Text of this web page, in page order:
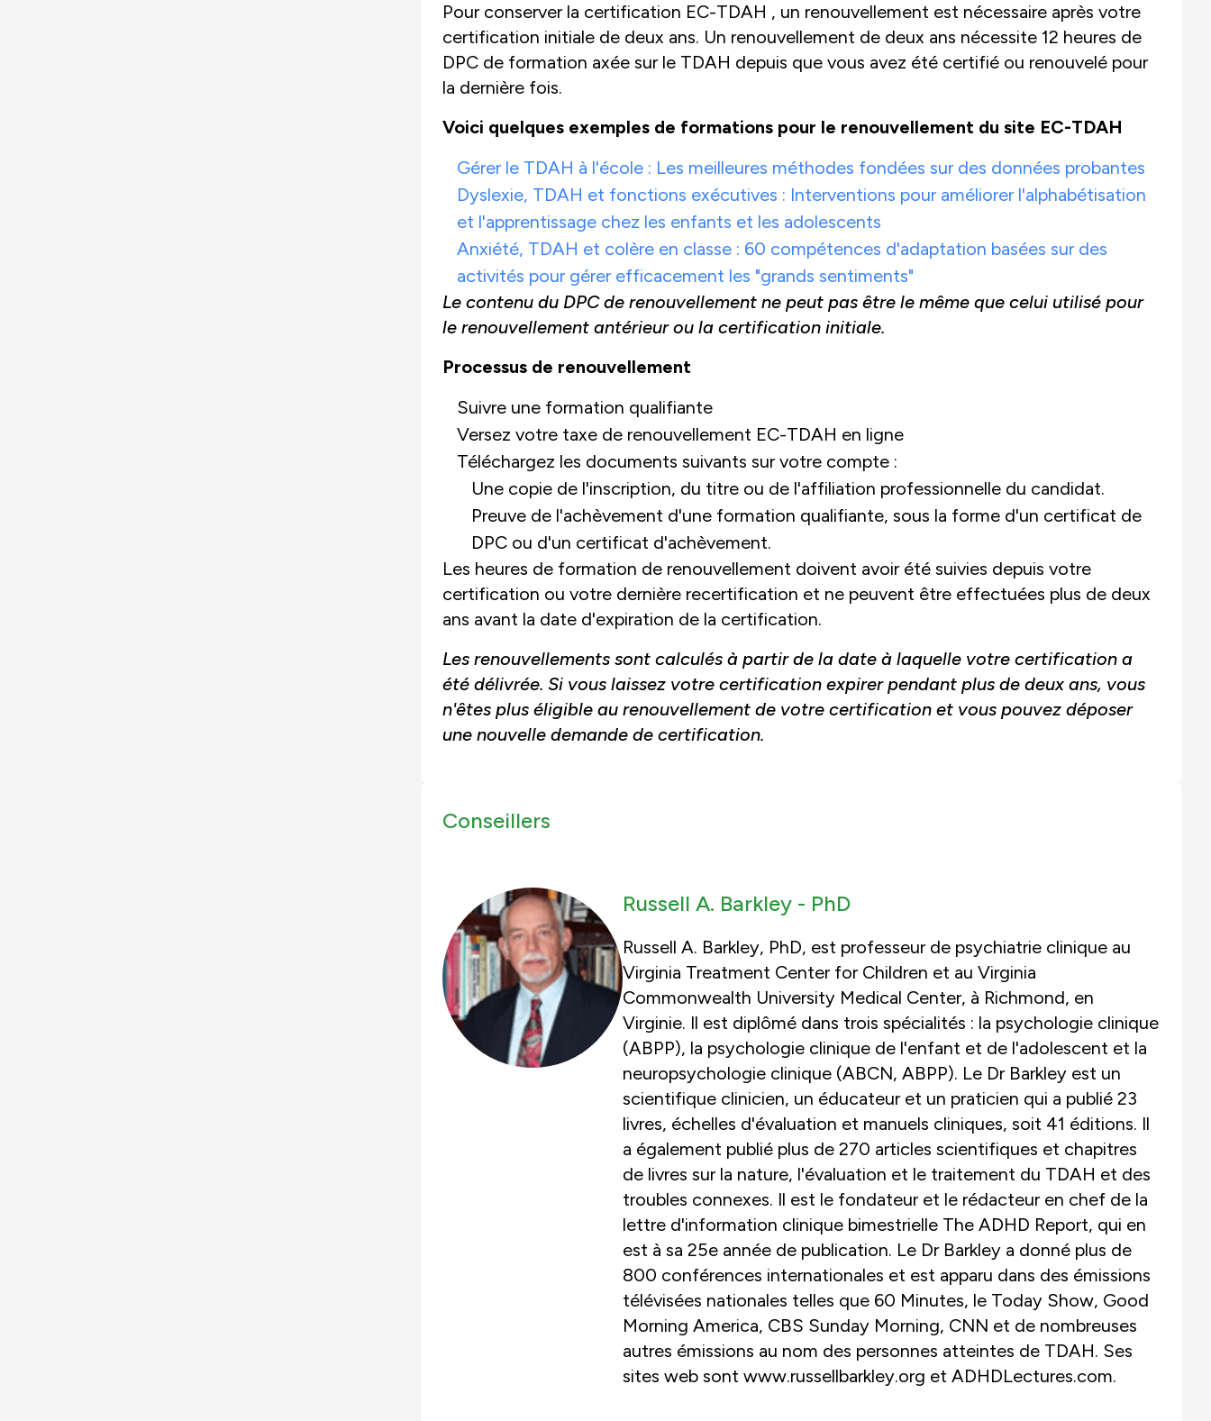
Pour conserver la certification EC-TDAH , un renouvellement est nécessaire après votre
certification initiale de deux ans. Un renouvellement de deux ans nécessite 12 heures de
DPC de formation axée sur le TDAH depuis que vous avez été certifié ou renouvelé pour
la dernière fois.
Voici quelques exemples de formations pour le renouvellement du site EC-TDAH
Gérer le TDAH à l'école : Les meilleures méthodes fondées sur des données probantes
Dyslexie, TDAH et fonctions exécutives : Interventions pour améliorer l'alphabétisation
et l'apprentissage chez les enfants et les adolescents
Anxiété, TDAH et colère en classe : 60 compétences d'adaptation basées sur des
activités pour gérer efficacement les "grands sentiments"
Le contenu du DPC de renouvellement ne peut pas être le même que celui utilisé pour
le renouvellement antérieur ou la certification initiale.
Processus de renouvellement
Suivre une formation qualifiante
Versez votre taxe de renouvellement EC-TDAH en ligne
Téléchargez les documents suivants sur votre compte :
Une copie de l'inscription, du titre ou de l'affiliation professionnelle du candidat.
Preuve de l'achèvement d'une formation qualifiante, sous la forme d'un certificat de
DPC ou d'un certificat d'achèvement.
Les heures de formation de renouvellement doivent avoir été suivies depuis votre
certification ou votre dernière recertification et ne peuvent être effectuées plus de deux
ans avant la date d'expiration de la certification.
Les renouvellements sont calculés à partir de la date à laquelle votre certification a
été délivrée. Si vous laissez votre certification expirer pendant plus de deux ans, vous
n'êtes plus éligible au renouvellement de votre certification et vous pouvez déposer
une nouvelle demande de certification.
Conseillers
Russell A. Barkley - PhD
Russell A. Barkley, PhD, est professeur de psychiatrie clinique au
Virginia Treatment Center for Children et au Virginia
Commonwealth University Medical Center, à Richmond, en
Virginie. Il est diplômé dans trois spécialités : la psychologie clinique
(ABPP), la psychologie clinique de l'enfant et de l'adolescent et la
neuropsychologie clinique (ABCN, ABPP). Le Dr Barkley est un
scientifique clinicien, un éducateur et un praticien qui a publié 23
livres, échelles d'évaluation et manuels cliniques, soit 41 éditions. Il
a également publié plus de 270 articles scientifiques et chapitres
de livres sur la nature, l'évaluation et le traitement du TDAH et des
troubles connexes. Il est le fondateur et le rédacteur en chef de la
lettre d'information clinique bimestrielle The ADHD Report, qui en
est à sa 25e année de publication. Le Dr Barkley a donné plus de
800 conférences internationales et est apparu dans des émissions
télévisées nationales telles que 60 Minutes, le Today Show, Good
Morning America, CBS Sunday Morning, CNN et de nombreuses
autres émissions au nom des personnes atteintes de TDAH. Ses
sites web sont www.russellbarkley.org et ADHDLectures.com.